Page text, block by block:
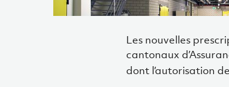
Les nouvelles
cantonaux
dont l’autorisation